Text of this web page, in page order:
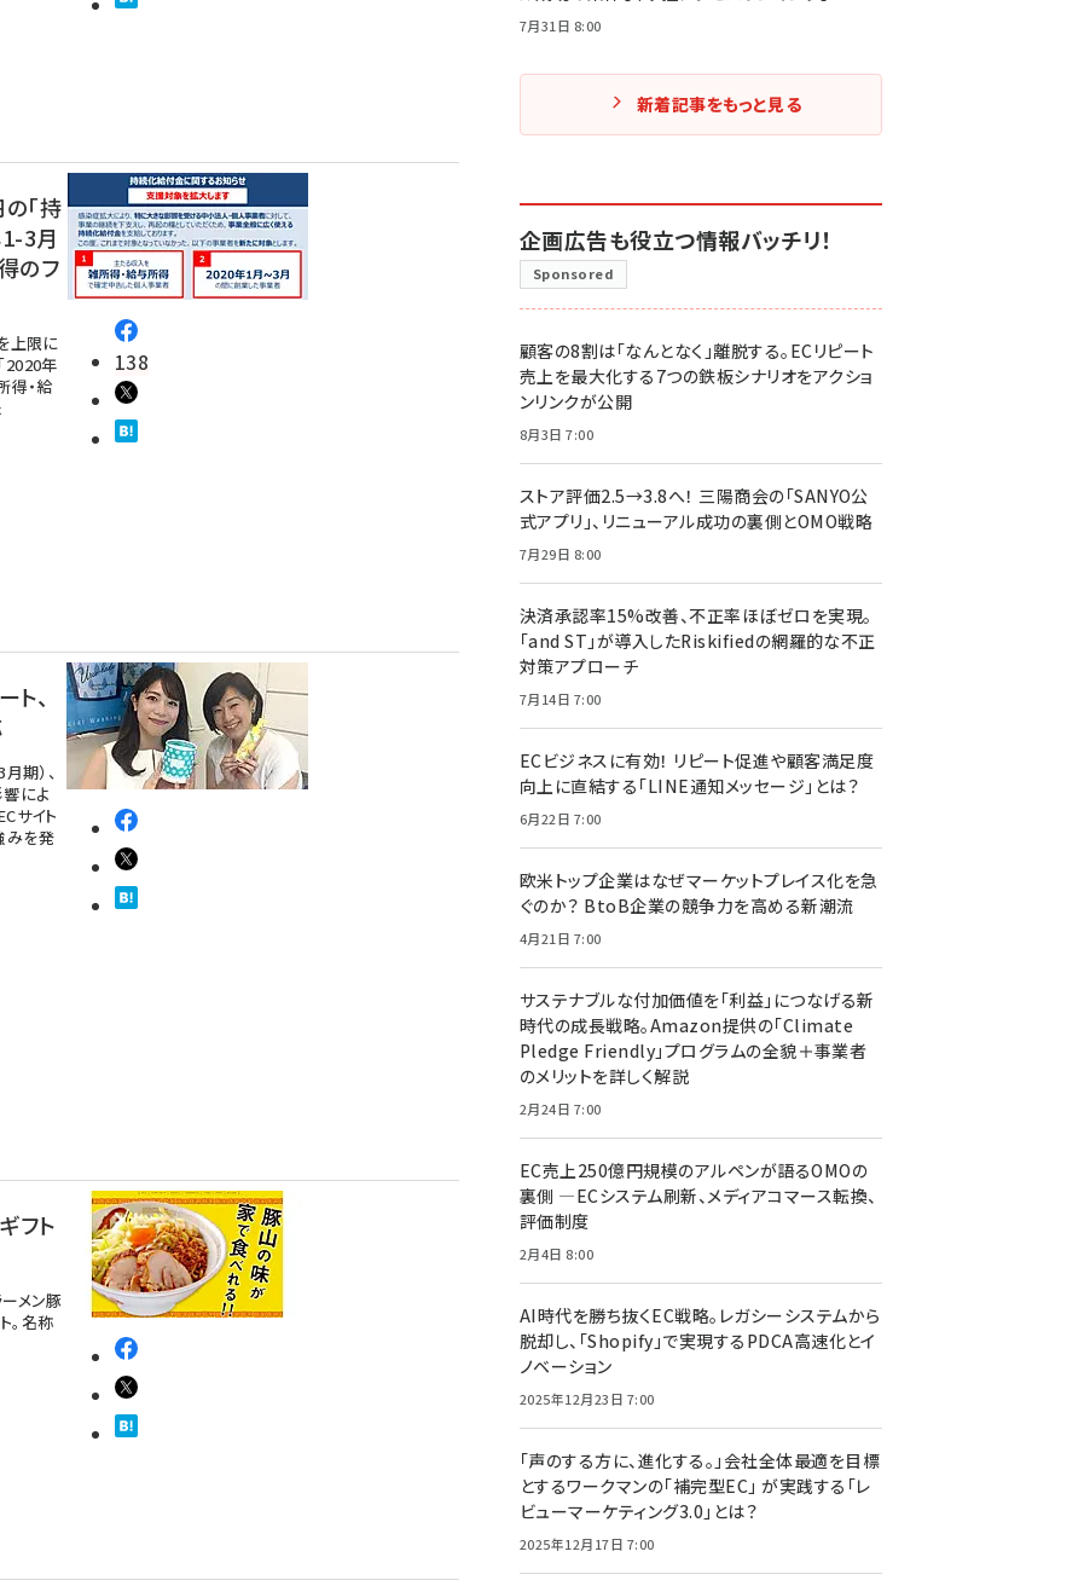
「持
3月
のフ
上限に
2020年
得・給
138
、
期）、
によ
サイト
みを発
フト
メン豚
。名称
7月31日 8:00
新着記事をもっと見る
企画広告も役立つ情報バッチリ！
Sponsored
顧客の8割は「なんとなく」離脱する。ECリピート
売上を最大化する7つの鉄板シナリオをアクショ
ンリンクが公開
8月3日 7:00
ストア評価2.5→3.8へ！ 三陽商会の「SANYO公
式アプリ」、リニューアル成功の裏側とOMO戦略
7月29日 8:00
決済承認率15%改善、不正率ほぼゼロを実現。
「and ST」が導入したRiskifiedの網羅的な不正
対策アプローチ
7月14日 7:00
ECビジネスに有効！ リピート促進や顧客満足度
向上に直結する「LINE通知メッセージ」とは？
6月22日 7:00
欧米トップ企業はなぜマーケットプレイス化を急
ぐのか？ BtoB企業の競争力を高める新潮流
4月21日 7:00
サステナブルな付加価値を「利益」につなげる新
時代の成長戦略。Amazon提供の「Climate
Pledge Friendly」プログラムの全貌＋事業者
のメリットを詳しく解説
2月24日 7:00
EC売上250億円規模のアルペンが語るOMOの
裏側 ―ECシステム刷新、メディアコマース転換、
評価制度
2月4日 8:00
AI時代を勝ち抜くEC戦略。レガシーシステムから
脱却し、「Shopify」で実現するPDCA高速化とイ
ノベーション
2025年12月23日 7:00
「声のする方に、進化する。」会社全体最適を目標
とするワークマンの「補完型EC」 が実践する「レ
ビューマーケティング3.0」とは？
2025年12月17日 7:00